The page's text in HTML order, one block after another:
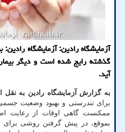
آزمایشگاه رادین: آزمایشگاه
گذشته رایج شده است و دیگر
آید.
به گزارش آزمایشگاه رادین به نقل
برای تندرستی و بهبود وضعیت
ممکنست گاهی اوقات از رعایت
بموقع، در پیش گرفتن روشی برای